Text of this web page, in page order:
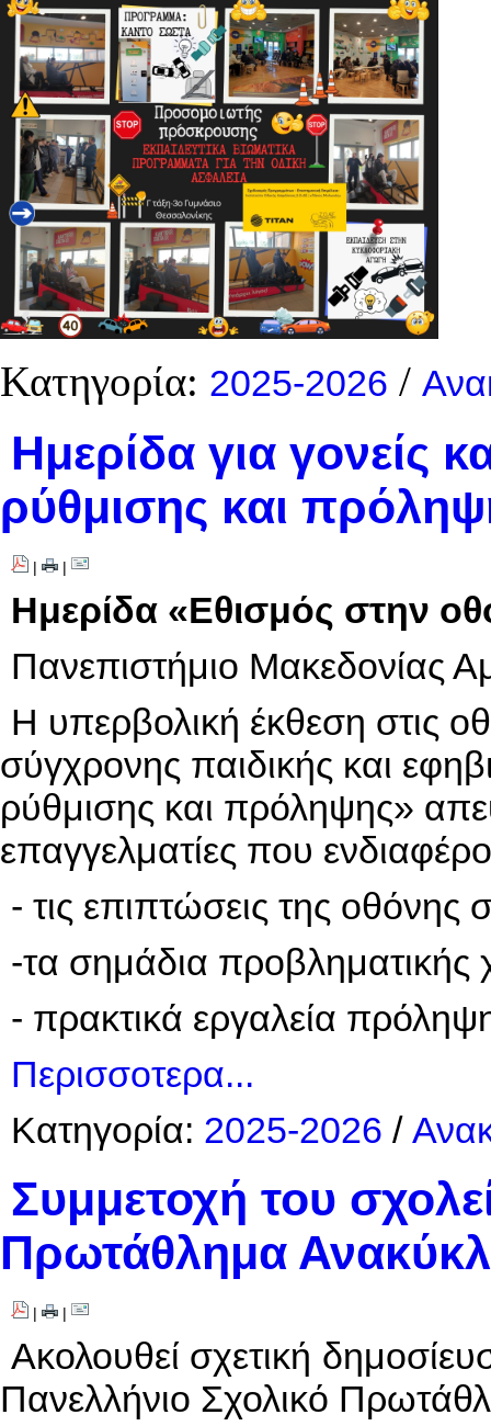
Κατηγορία: 2025-2026 /
Hμερίδα για γονείς
ρύθμισης και
| |
Hμερίδα «Εθισμός στην
Πανεπιστήμιο Μακεδονίας
Η υπερβολική έκθεση στις
σύγχρονης παιδικής και
ρύθμισης και πρόληψης»
επαγγελματίες που
- τις επιπτώσεις της
-τα σημάδια προβληματικής
- πρακτικά εργαλεία
Περισσοτερα...
Κατηγορία: 2025-2026 /
Συμμετοχή του
Πρωτάθλημα
| |
Ακολουθεί σχετική
Πανελλήνιο Σχολικό